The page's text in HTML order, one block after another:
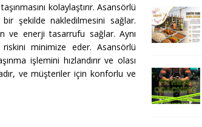
kolaylaştırır. Asansörlü
şekilde nakledilmesini sağlar.
ve enerji tasarrufu sağlar. Aynı
minimize eder. Asansörlü
işlemini hızlandırır ve olası
ve müşteriler için konforlu ve